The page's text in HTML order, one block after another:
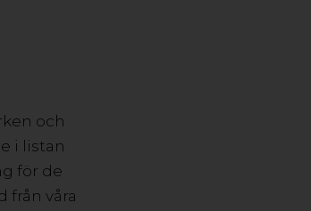
och
i listan
för de
från våra